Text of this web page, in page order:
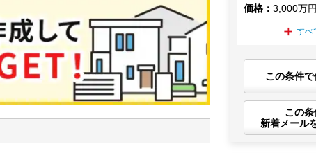
価格 ：3,000万
すべ
この条件
この
新着メール